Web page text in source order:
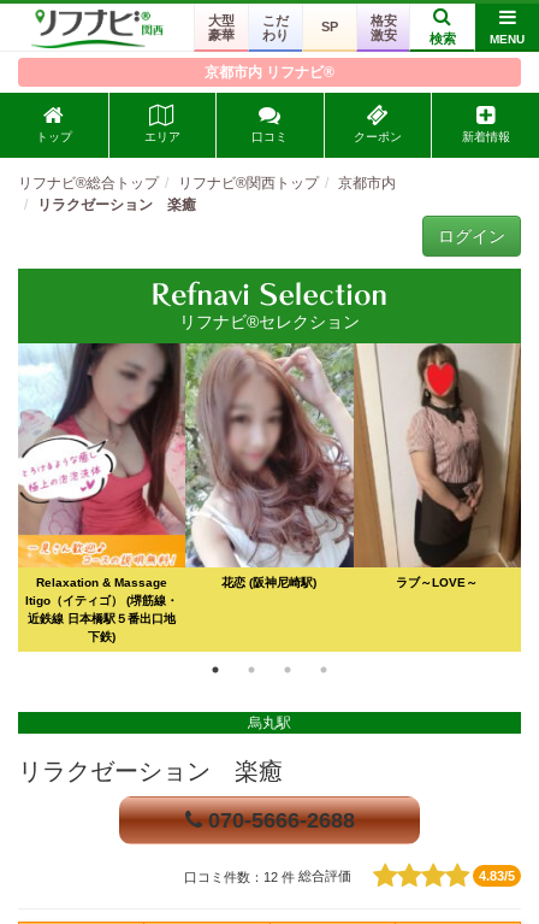
大型
豪華
こだ
わり
SP
格安
激安
検索 MENU
京都市内 リフナビ®
トップ エリア 口コミ クーポン 新着情報
リフナビ®総合トップ リフナビ®関西トップ
京都市内
リラクゼーション 楽癒
ログイン
リフナビ®セレクション
Relaxation & Massage
Itigo（イティゴ）(堺筋線・
近鉄線 日本橋駅５番出口地
下鉄)
花恋(阪神尼崎駅) ラブ～LOVE～
烏丸駅
リラクゼーション 楽癒
070-5666-2688
口コミ件数：12 件 総合評価 4.83/5